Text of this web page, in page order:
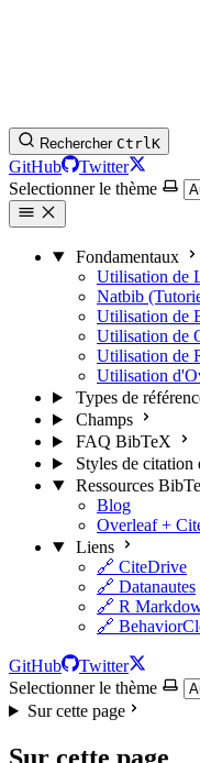
Rechercher CtrlK
GitHub
Twitter
Selectionner le thème
Fondamentaux
Utilisation de
Natbib
Utilisation de
Utilisation de
Utilisation de
Utilisation
Types de
Champs
FAQ BibTeX
Styles de
Ressources
Blog
Overleaf +
Liens
🔗 CiteDrive
🔗 Datanautes
🔗 R
🔗
GitHub
Twitter
Selectionner le thème
Sur cette page